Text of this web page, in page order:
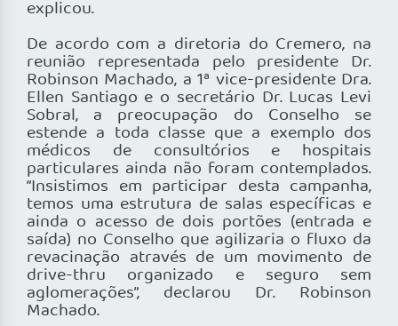
explicou.
De acordo com a diretoria do Cremero, na
reunião representada pelo presidente Dr.
Robinson Machado, a 1ª vice-presidente Dra.
Ellen Santiago e o secretário Dr. Lucas Levi
Sobral, a preocupação do Conselho se
estende a toda classe que a exemplo dos
médicos de consultórios e hospitais
particulares ainda não foram contemplados.
“Insistimos em participar desta campanha,
temos uma estrutura de salas específicas e
ainda o acesso de dois portões (entrada e
saída) no Conselho que agilizaria o fluxo da
revacinação através de um movimento de
drive-thru organizado e seguro sem
aglomerações”, declarou Dr. Robinson
Machado.